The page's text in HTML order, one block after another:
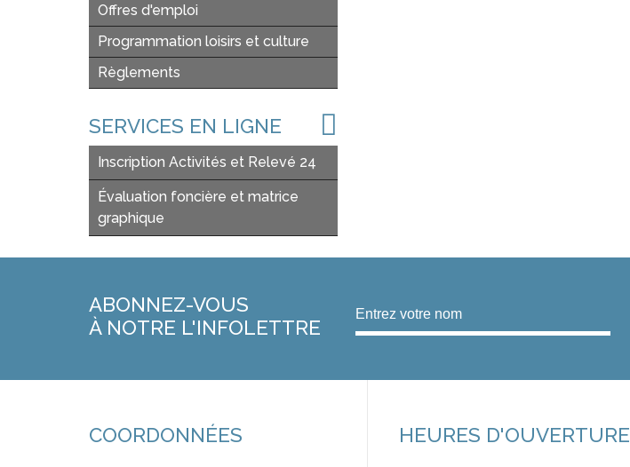
Offres d'emploi
Programmation loisirs et culture
Règlements
SERVICES EN LIGNE
Inscription Activités et Relevé 24
Évaluation foncière et matrice
graphique
ABONNEZ-VOUS
À NOTRE L'INFOLETTRE
COORDONNÉES HEURES D'OUVERTURE